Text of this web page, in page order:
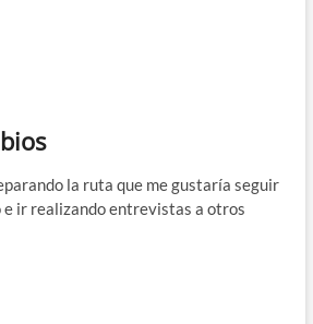
la ruta que me gustaría seguir
e ir realizando entrevistas a otros